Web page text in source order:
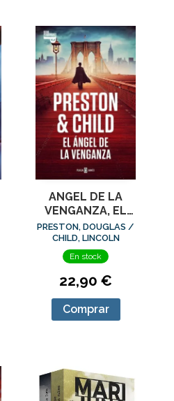
ANGEL DE LA
VENGANZA, EL
(INSPECTOR
PENDERGAST 22)
PRESTON, DOUGLAS /
CHILD, LINCOLN
En stock
22,90 €
Comprar